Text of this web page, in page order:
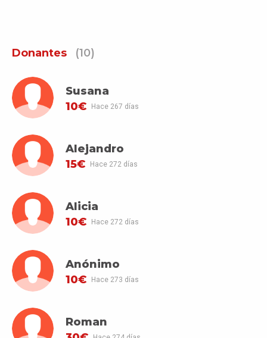
Donantes (10)
Susana
10€
Hace 267 días
Alejandro
15€
Hace 272 días
Alicia
10€
Hace 272 días
Anónimo
10€
Hace 273 días
Roman